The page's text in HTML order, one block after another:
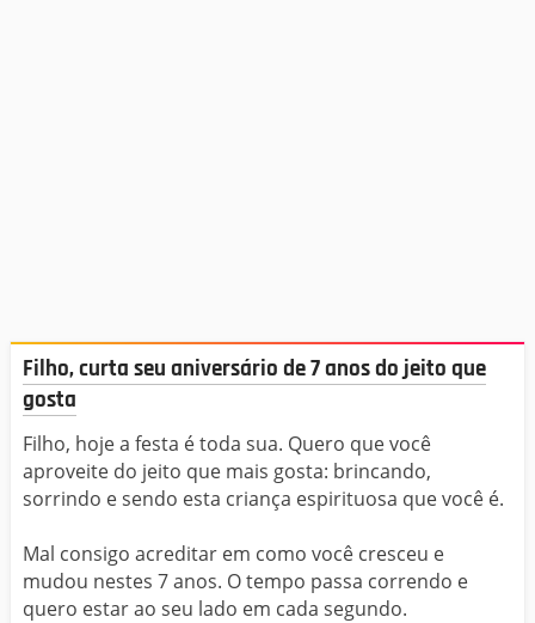
Filho, curta seu aniversário de 7 anos do jeito que
gosta
Filho, hoje a festa é toda sua. Quero que você
aproveite do jeito que mais gosta: brincando,
sorrindo e sendo esta criança espirituosa que você é.
Mal consigo acreditar em como você cresceu e
mudou nestes 7 anos. O tempo passa correndo e
quero estar ao seu lado em cada segundo.